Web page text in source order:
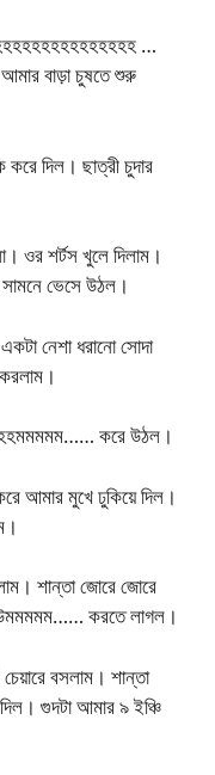
…
বাড়া চুষতে শুরু
করে দিল। ছাত্রী চুদার
ওর শর্টস খুলে দিলাম।
ভেসে উঠল।
নেশা ধরানো সোদা
করে উঠল।
আমার মুখে ঢুকিয়ে দিল।
শান্তা জোরে জোরে
করতে লাগল।
বসলাম। শান্তা
গুদটা আমার ৯ ইঞ্চি